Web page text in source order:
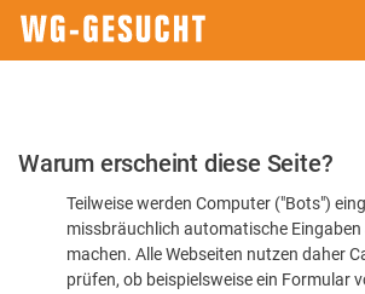
Bitte
dass
Warum erscheint diese Seite?
Teilweise werden Computer ("Bots")
missbräuchlich automatische Eingaben
machen. Alle Webseiten nutzen daher
prüfen, ob beispielsweise ein Formular